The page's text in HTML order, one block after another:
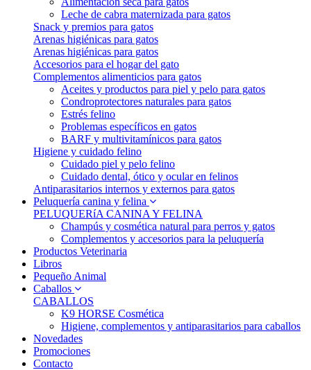
Leche de cabra maternizada para gatos
Snack y premios para gatos
Arenas higiénicas para gatos
Arenas higiénicas para gatos
Accesorios para el hogar del gato
Complementos alimenticios para gatos
Aceites y productos para piel y pelo para gatos
Condroprotectores naturales para gatos
Estrés felino
Problemas específicos en gatos
BARF y multivitamínicos para gatos
Higiene y cuidado felino
Cuidado piel y pelo felino
Cuidado dental, ótico y ocular en felinos
Antiparasitarios internos y externos para gatos
Peluquería canina y felina
PELUQUERíA CANINA Y FELINA
Champús y cosmética natural para perros y gatos
Complementos y accesorios para la peluquería
Productos Veterinaria
Libros
Pequeño Animal
Caballos
CABALLOS
K9 HORSE Cosmética
Higiene, complementos y antiparasitarios para caballos
Novedades
Promociones
Contacto